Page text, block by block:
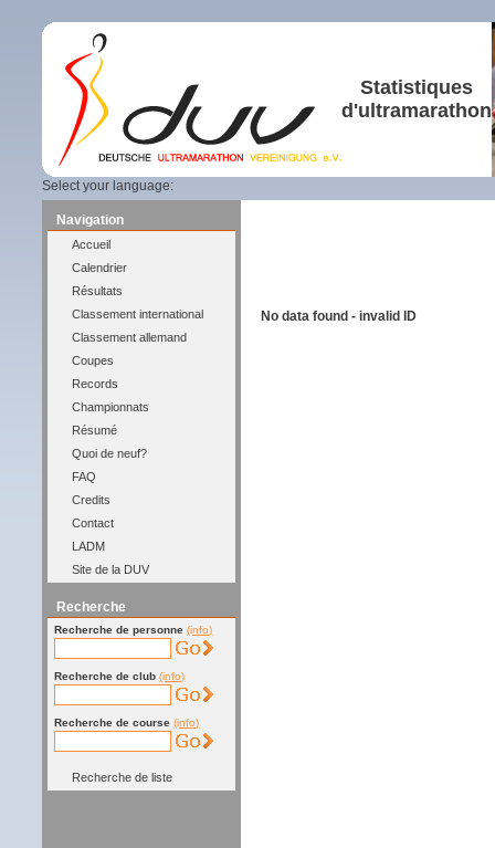
Statistiques
d'ultramarathon
Select your language:
Navigation
Accueil
Calendrier
Résultats
Classement international
Classement allemand
Coupes
Records
Championnats
Résumé
Quoi de neuf?
FAQ
Credits
Contact
LADM
Site de la DUV
Recherche
Recherche de personne (info)
Recherche de club (info)
Recherche de course (info)
Recherche de liste
No data found - invalid ID